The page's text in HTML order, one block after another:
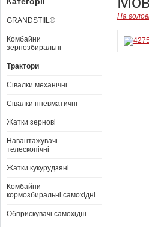
GRANDSTIIL®
Комбайни
зернозбиральні
Трактори
Сівалки механічні
Сівалки пневматичні
Жатки зернові
Навантажувачі
телескопічні
Жатки кукурудзяні
Комбайни
кормозбиральні самохідні
Обприскувачі самохідні
На